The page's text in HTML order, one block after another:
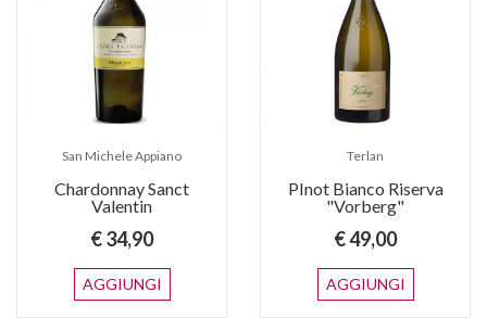
San Michele Appiano
Chardonnay Sanct
Valentin
€ 34,90
AGGIUNGI
Terlan
PInot Bianco Riserva
"Vorberg"
€ 49,00
AGGIUNGI